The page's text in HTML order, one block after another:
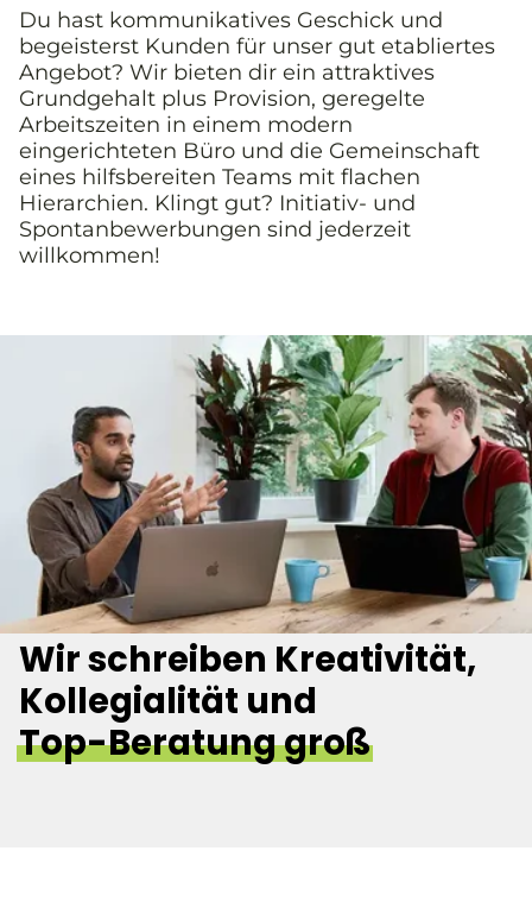
Du hast kommunikatives Geschick und
begeisterst Kunden für unser gut etabliertes
Angebot? Wir bieten dir ein attraktives
Grundgehalt plus Provision, geregelte
Arbeitszeiten in einem modern
eingerichteten Büro und die Gemeinschaft
eines hilfsbereiten Teams mit flachen
Hierarchien. Klingt gut? Initiativ- und
Spontanbewerbungen sind jederzeit
willkommen!
Wir schreiben Kreativität,
Kollegialität und
Top-Beratung groß